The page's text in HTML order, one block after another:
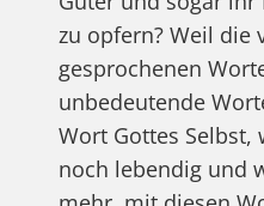
zu opfern? Weil die
gesprochenen
unbedeutende
Wort Gottes Selbst,
noch lebendig und